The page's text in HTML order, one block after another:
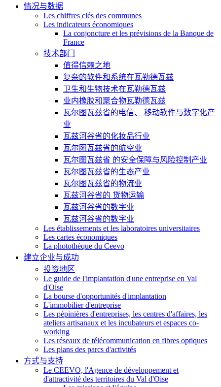
情况与数据
Les chiffres clés des communes
Les indicateurs économiques
La conjoncture et les prévisions de la Banque de
France
技术部门
值得信赖之地
复杂的软件和系统在瓦勒德瓦兹
卫生和生物技术在瓦勒德瓦兹
业内橡胶和聚合物瓦勒德瓦兹
瓦尔图瓦兹省的电信、 移动软件与数字化产
业
瓦兹河谷省的化妆品行业
瓦尔图瓦兹省的航空业
瓦尔图瓦兹省 的安全保障与风险控制产业
瓦尔图瓦兹省的生态产业
瓦尔图瓦兹省的物流业
瓦兹河谷省的 货物运输
瓦兹河谷省的数字业
瓦兹河谷省的数字业
Les établissements et les laboratoires universitaires
Les cartes économiques
La photothèque du Ceevo
建立企业与成功
投资地区
Le guide de l'implantation d'une entreprise en Val
d'Oise
La bourse d'opportunités d'implantation
L'immobilier d'entreprise
Les pépinières d'entreprises, les centres d'affaires, les
ateliers artisanaux et les incubateurs et espaces co-
working
Les réseaux de télécommunication en fibres optiques
Les plans des parcs d'activités
方式与支持
Le CEEVO, l'Agence de développement et
d'attractivité des territoires du Val d'Oise